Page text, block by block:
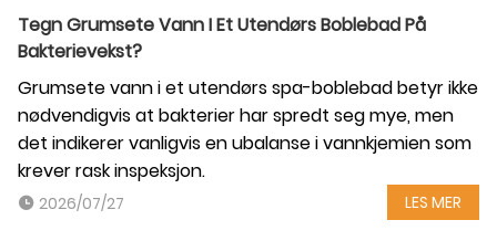
Tegn Grumsete Vann I Et Utendørs Boblebad På
Bakterievekst?
Grumsete vann i et utendørs spa-boblebad betyr ikke
nødvendigvis at bakterier har spredt seg mye, men
det indikerer vanligvis en ubalanse i vannkjemien som
krever rask inspeksjon.
2026/07/27 LES MER